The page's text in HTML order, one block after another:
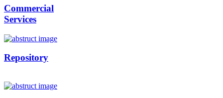
Commercial
Services
Repository